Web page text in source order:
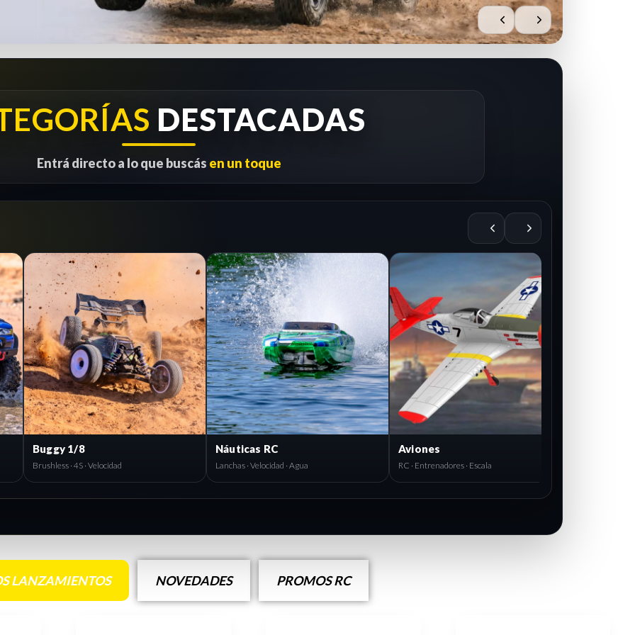
DESTACADAS
Entrá directo a lo que buscás en un toque
1/8
Buggy 1/8
Brushless · 4S · Velocidad
RC
Náuticas RC
Lanchas · Velocidad · Agua
AIRE
Aviones
RC · Entrenadores · Escala
LANZAMIENTOS NOVEDADES PROMOS RC